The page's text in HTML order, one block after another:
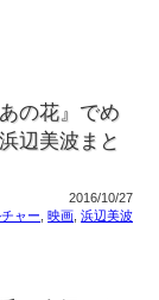
の花』でめ
辺美波まと
2016/10/27
ャー ,映画 ,浜辺美波